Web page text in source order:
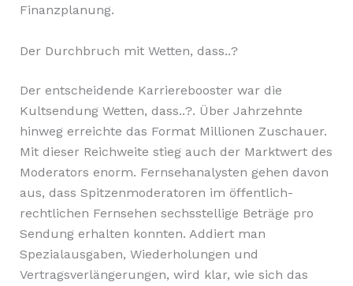
Finanzplanung.
Der Durchbruch mit Wetten, dass..?
Der entscheidende Karrierebooster war die
Kultsendung Wetten, dass..?. Über Jahrzehnte
hinweg erreichte das Format Millionen Zuschauer.
Mit dieser Reichweite stieg auch der Marktwert des
Moderators enorm. Fernsehanalysten gehen davon
aus, dass Spitzenmoderatoren im öffentlich-
rechtlichen Fernsehen sechsstellige Beträge pro
Sendung erhalten konnten. Addiert man
Spezialausgaben, Wiederholungen und
Vertragsverlängerungen, wird klar, wie sich das